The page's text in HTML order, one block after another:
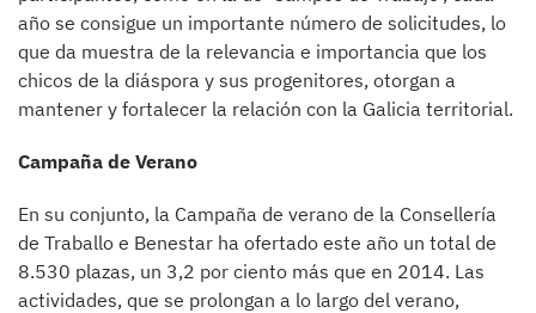
año se consigue un importante número de solicitudes, lo
que da muestra de la relevancia e importancia que los
chicos de la diáspora y sus progenitores, otorgan a
mantener y fortalecer la relación con la Galicia territorial.
Campaña de Verano
En su conjunto, la Campaña de verano de la Consellería
de Traballo e Benestar ha ofertado este año un total de
8.530 plazas, un 3,2 por ciento más que en 2014. Las
actividades, que se prolongan a lo largo del verano,